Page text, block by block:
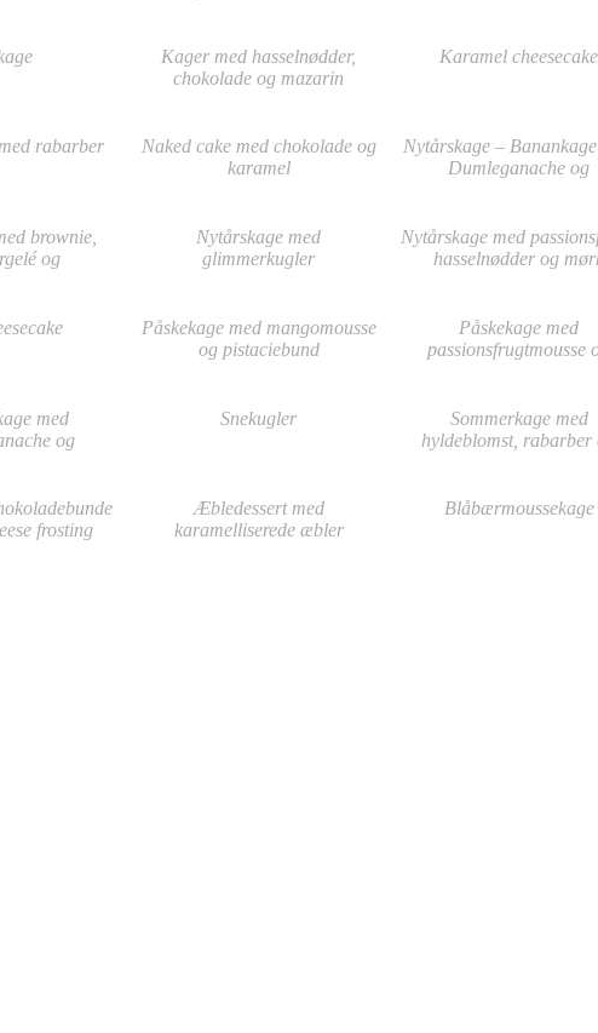
Kager med hasselnødder,
chokolade og mazarin
Karamel cheesecake
rabarber
Naked cake med chokolade og
karamel
Nytårskage –
Dumleganache og
brownie,
og
Nytårskage med
glimmerkugler
Nytårskage med
hasselnødder og
Påskekage med mangomousse
og pistaciebund
Påskekage med
passionsfrugtmousse
med
og
Snekugler
Sommerkage med
hyldeblomst, rabarber
frosting
Æbledessert med
karamelliserede æbler
Blåbærmoussekage